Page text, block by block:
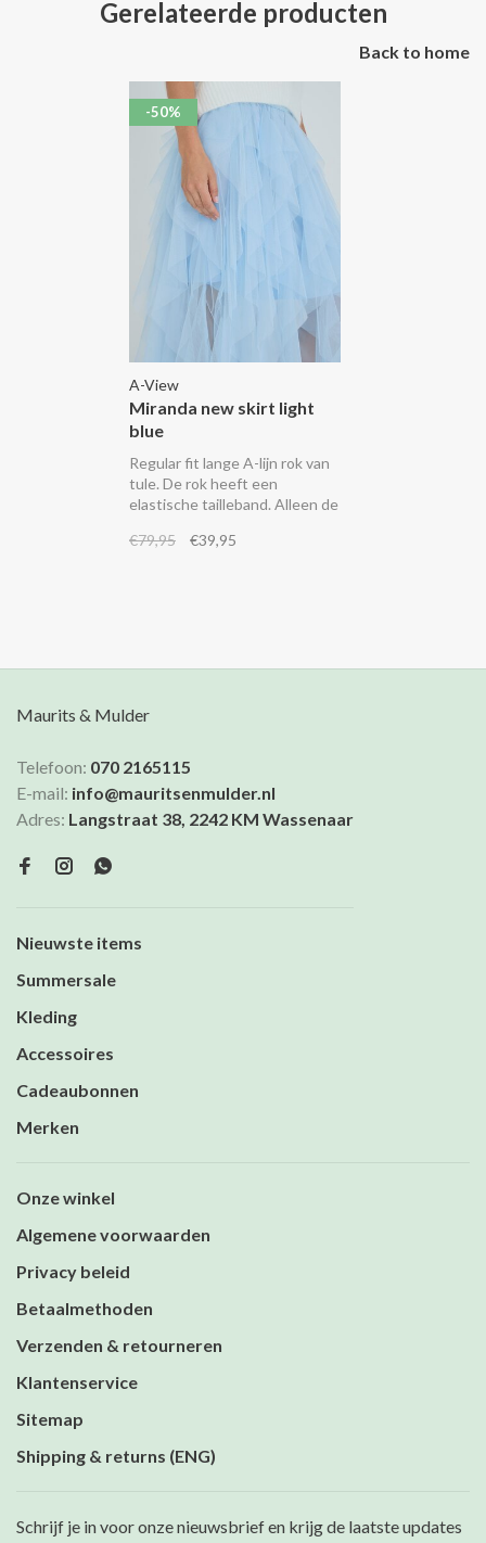
Gerelateerde producten
Back to home
-50%
A-View
Miranda new skirt light
blue
Regular fit lange A-lijn rok van
tule. De rok heeft een
elastische tailleband. Alleen de
doorschijnend.
€79,95 €39,95
Maurits & Mulder
Telefoon: 070 2165115
E-mail: info@mauritsenmulder.nl
Adres: Langstraat 38, 2242 KM Wassenaar
Nieuwste items
Summersale
Kleding
Accessoires
Cadeaubonnen
Merken
Onze winkel
Algemene voorwaarden
Privacy beleid
Betaalmethoden
Verzenden & retourneren
Klantenservice
Sitemap
Shipping & returns (ENG)
Schrijf je in voor onze nieuwsbrief en krijg de laatste updates